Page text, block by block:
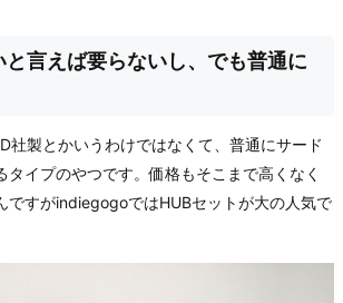
言えば要らないし、でも普通に
社製とかいうわけではなくて、普通にサード
タイプのやつです。価格もそこまで高くなく
ですがindiegogoではHUBセットが大の人気で